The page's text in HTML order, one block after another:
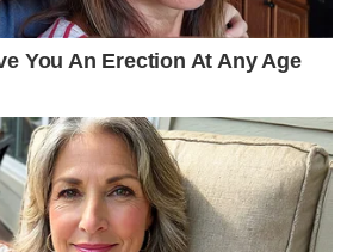
แล้ว แน่นอนว่าต้องโฟกัสที่บ้านหลัง
ที่ตอนนี้ดูเหมือนว่าจะเสร็จแล้ว แค่
กแบบเอง และบรรยากาศความร่มรื่น
มหญ้า และต้นไม้ใหญ่ทรงสวย ยิ่ง
ไปอีก
You An Erection At Any Age